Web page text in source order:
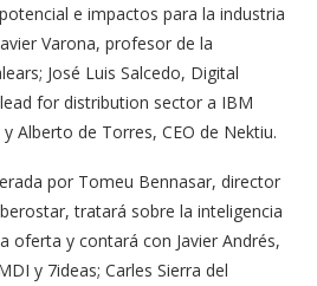
e impactos para la industria
Varona, profesor de la
José Luis Salcedo, Digital
for distribution sector a IBM
Alberto de Torres, CEO de Nektiu.
por Tomeu Bennasar, director
tratará sobre la inteligencia
oferta y contará con Javier Andrés,
y 7ideas; Carles Sierra del